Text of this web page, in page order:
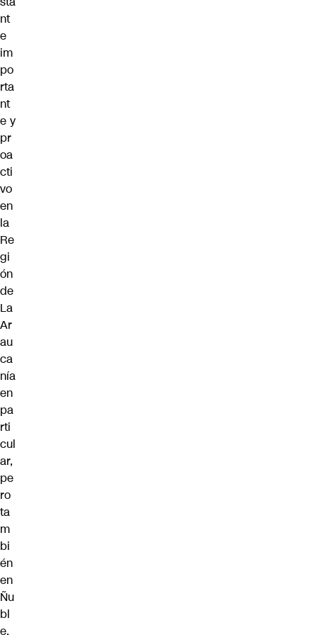
nt
e
im
po
rta
nt
e y
pr
oa
cti
vo
en
la
Re
gi
ón
de
La
Ar
au
ca
nía
en
pa
rti
cul
ar,
pe
ro
ta
m
bi
én
en
Ñu
bl
e,